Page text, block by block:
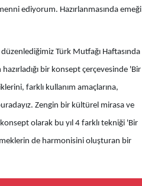
ediyorum. Hazırlanmasında emeği
Türk Mutfağı Haftasında
bir konsept çerçevesinde 'Bir
farklı kullanım amaçlarına,
Zengin bir kültürel mirasa ve
olarak bu yıl 4 farklı tekniği 'Bir
de harmonisini oluşturan bir